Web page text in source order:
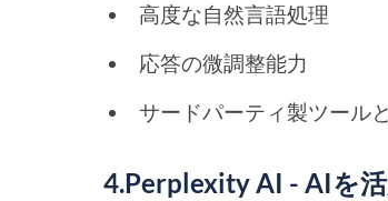
高度な自然言語処理
応答の微調整能力
サードパーティ製ツール
4.Perplexity AI - AIを